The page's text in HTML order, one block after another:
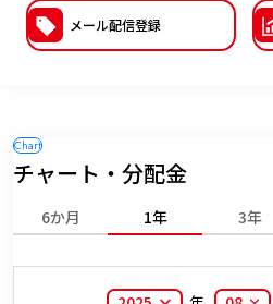
メール配信登録
チャート・分配金
6か月 1年 3年